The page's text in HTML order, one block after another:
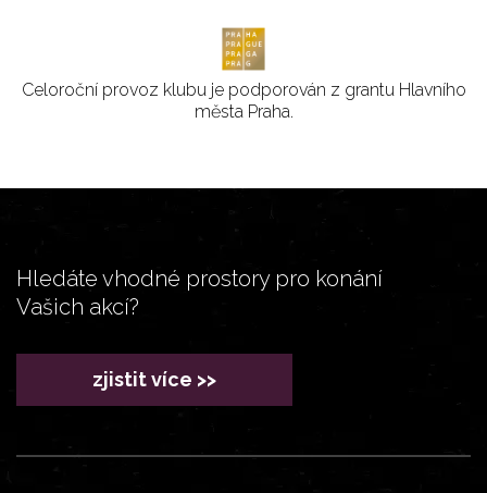
Celoroční provoz klubu je podporován z grantu Hlavního
města Praha.
Hledáte vhodné prostory pro konání
Vašich akcí?
zjistit více >>